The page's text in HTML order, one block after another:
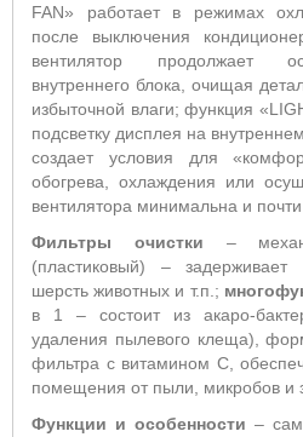
FAN» работает в режимах
после выключения
вентилятор продолжает
внутреннего блока, очищая
избыточной влаги; функция
подсветку дисплея на
создает условия для
обогрева, охлаждения или
вентилятора минимальна и
Фильтры очистки –
(пластиковый) –
шерсть животных и т.п.;
в 1 – состоит из акаро-
удаления пылевого клеща),
фильтра с витамином С,
помещения от пыли, микробов и
Функции и особенности –